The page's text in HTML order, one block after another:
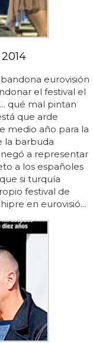
eurovisión
el festival el
qué mal pintan
que arde
medio año para la
la barbuda
a representar
a los españoles
si turquía
festival de
en eurovisió...